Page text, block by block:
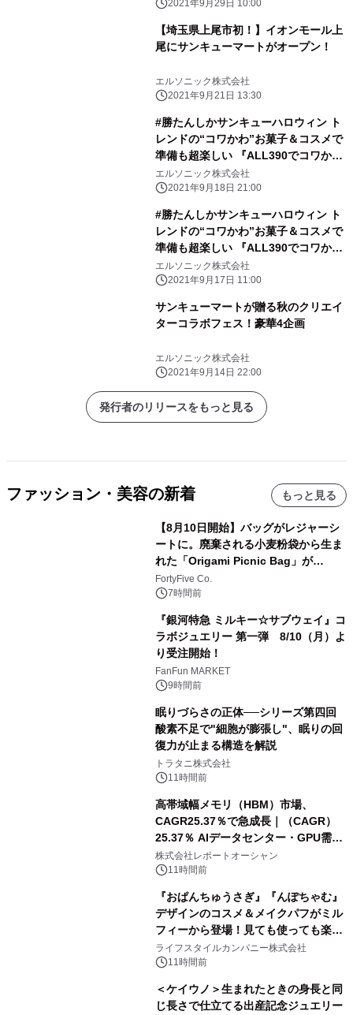
2021年9月29日 10:00
【埼玉県上尾市初！】イオンモール上
尾にサンキューマートがオープン！
エルソニック株式会社
2021年9月21日 13:30
#勝たんしかサンキューハロウィン ト
レンドの“コワかわ”お菓子＆コスメで
準備も超楽しい 『ALL390でコワかわ
ハロウィン』が9月24日(金) からスタ
ート！
エルソニック株式会社
2021年9月18日 21:00
#勝たんしかサンキューハロウィン ト
レンドの“コワかわ”お菓子＆コスメで
準備も超楽しい 『ALL390でコワかわ
ハロウィン』が9月24日(金) からスタ
ート！
エルソニック株式会社
2021年9月17日 11:00
サンキューマートが贈る秋のクリエイ
ターコラボフェス！豪華4企画
エルソニック株式会社
2021年9月14日 22:00
発行者のリリースをもっと見る
ファッション・美容の新着 もっと見る
【8月10日開始】バッグがレジャーシ
ートに。廃棄される小麦粉袋から生ま
れた「Origami Picnic Bag」が
Makuakeに登場
FortyFive Co.
7時間前
『銀河特急 ミルキー☆サブウェイ』コ
ラボジュエリー 第一弾 8/10（月）よ
り受注開始！
FanFun MARKET
9時間前
眠りづらさの正体──シリーズ第四回
酸素不足で"細胞が膨張し"、眠りの回
復力が止まる構造を解説
トラタニ株式会社
11時間前
高帯域幅メモリ（HBM）市場、
CAGR25.37％で急成長｜（CAGR）
25.37％ AIデータセンター・GPU需要
拡大が2035年の市場成長を牽引
株式会社レポートオーシャン
11時間前
『おぱんちゅうさぎ』『んぽちゃむ』
デザインのコスメ＆メイクパフがミル
フィーから登場！見ても使っても楽し
い、ポップでキュートなコレクショ
ン。
ライフスタイルカンパニー株式会社
11時間前
＜ケイウノ＞生まれたときの身長と同
じ長さで仕立てる出産記念ジュエリー